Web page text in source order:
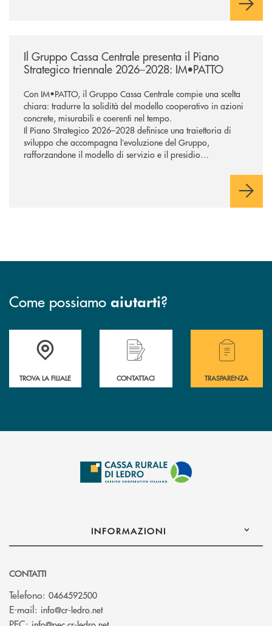
Il Gruppo Cassa Centrale presenta il Piano
Strategico triennale 2026–2028: IM•PATTO
Con IM•PATTO, il Gruppo Cassa Centrale compie una scelta
chiara: tradurre la solidità del modello cooperativo in azioni
concrete, misurabili e coerenti nel tempo.
Il Piano Strategico 2026–2028 definisce una traiettoria di
sviluppo che accompagna l’evoluzione del Gruppo,
rafforzandone il modello di servizio e il presidio
Come possiamo aiutarti?
Accedi all' elenco completo delle filiali .
TROVA LA FILIALE
Hai bisogno di assistenza immediata?
CONTATTACI
Hai bisogno di
TRASPARENZA
INFORMAZIONI
CONTATTI
Telefono: 0464592500
E-mail: info@cr-ledro.net(si apre l’app di posta elettronica)